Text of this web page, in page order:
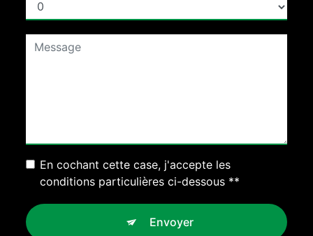
En cochant cette case, j'accepte les
conditions particulières ci-dessous **
Envoyer